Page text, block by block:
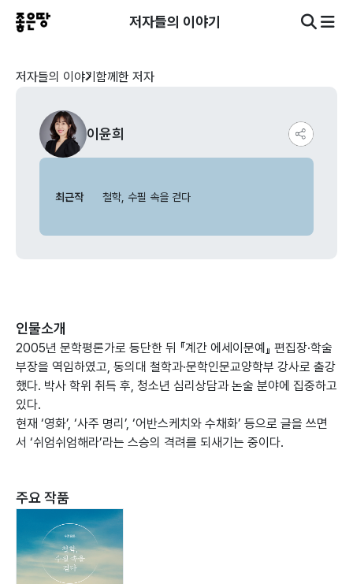
저자들의 이야기
저자들의 이야기 함께한 저자
이윤희
최근작 철학, 수필 속을 걷다
인물소개
2005년 문학평론가로 등단한 뒤 『계간 에세이문예』 편집장·학술
부장을 역임하였고, 동의대 철학과·문학인문교양학부 강사로 출강
했다. 박사 학위 취득 후, 청소년 심리상담과 논술 분야에 집중하고
있다.
현재 ‘영화’, ‘사주 명리’, ‘어반스케치와 수채화’ 등으로 글을 쓰면
서 ‘쉬엄쉬엄해라’라는 스승의 격려를 되새기는 중이다.
주요 작품